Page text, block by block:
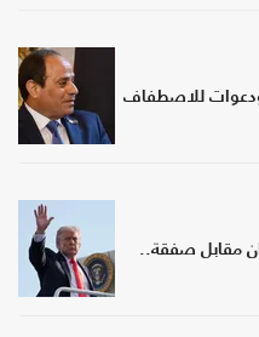
للاصطفاف
مقابل صفقة..